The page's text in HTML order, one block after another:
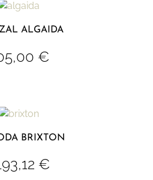
ALGAIDA
€
BRIXTON
€